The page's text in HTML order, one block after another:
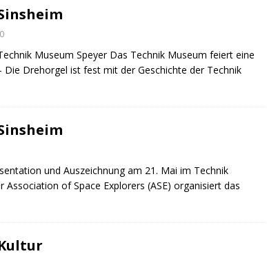
0
Museum Speyer Das Technik Museum feiert eine
Drehorgel ist fest mit der Geschichte der Technik
und Auszeichnung am 21. Mai im Technik
of Space Explorers (ASE) organisiert das